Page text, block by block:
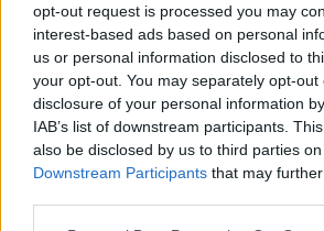
opt-out request is processed you may
interest-based ads based on personal
us or personal information disclosed to
your opt-out. You may separately opt-
disclosure of your personal information
IAB’s list of downstream participants.
also be disclosed by us to third parties
Downstream Participants that may
Campeggio